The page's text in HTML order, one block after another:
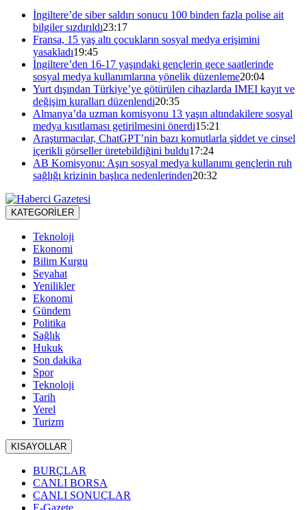
İngiltere’de siber saldırı sonucu 100 binden fazla polise ait
bilgiler sızdırıldı23:17
Fransa, 15 yaş altı çocukların sosyal medya erişimini
yasakladı19:45
İngiltere’den 16-17 yaşındaki gençlerin gece saatlerinde
sosyal medya kullanımlarına yönelik düzenleme20:04
Yurt dışından Türkiye’ye götürülen cihazlarda IMEI kayıt ve
değişim kuralları düzenlendi20:35
Almanya’da uzman komisyonu 13 yaşın altındakilere sosyal
medya kısıtlaması getirilmesini önerdi15:21
Araştırmacılar, ChatGPT’nin bazı komutlarla şiddet ve cinsel
içerikli görseller üretebildiğini buldu17:24
AB Komisyonu: Aşırı sosyal medya kullanımı gençlerin ruh
sağlığı krizinin başlıca nedenlerinden20:32
KATEGORİLER
Teknoloji
Ekonomi
Bilim Kurgu
Seyahat
Yenilikler
Ekonomi
Gündem
Politika
Sağlık
Hukuk
Son dakika
Spor
Teknoloji
Tarih
Yerel
Turizm
KISAYOLLAR
BURÇLAR
CANLI BORSA
CANLI SONUÇLAR